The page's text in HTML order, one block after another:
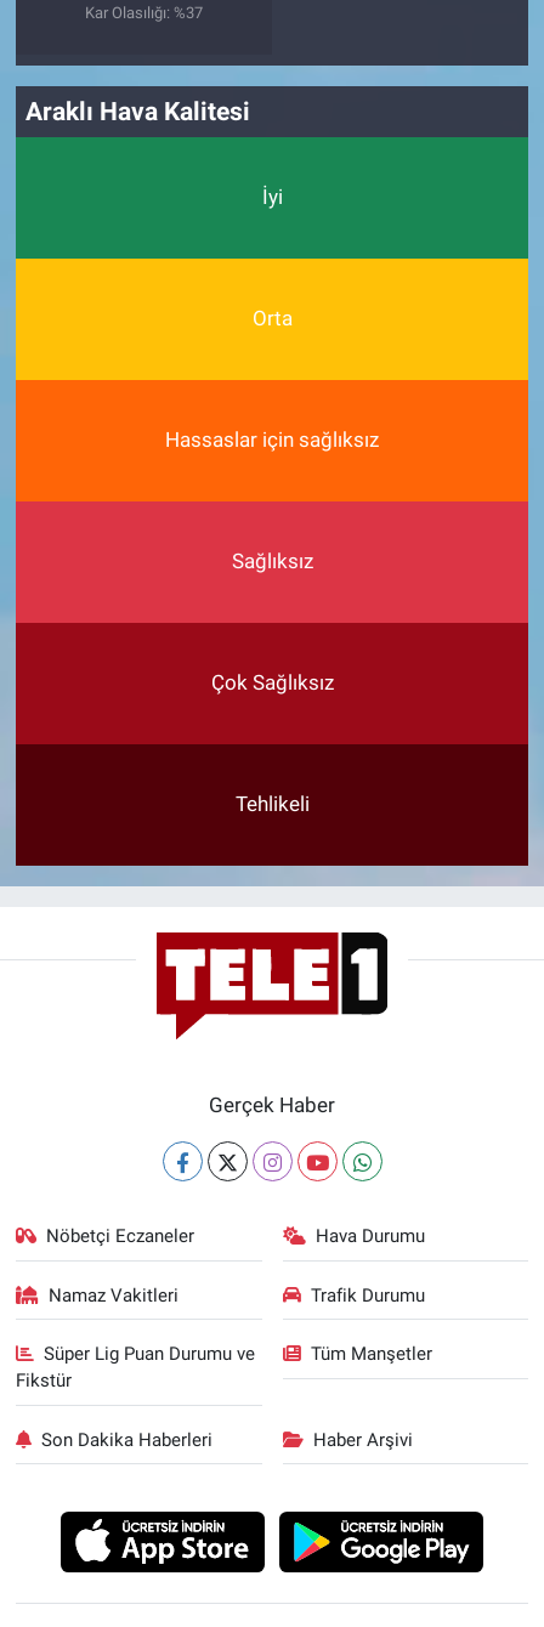
Kar Olasılığı: %37
Araklı Hava Kalitesi
İyi
Orta
Hassaslar için sağlıksız
Sağlıksız
Çok Sağlıksız
Tehlikeli
Gerçek Haber
Nöbetçi Eczaneler Hava Durumu
Namaz Vakitleri Trafik Durumu
Süper Lig Puan Durumu ve
Fikstür
Tüm Manşetler
Son Dakika Haberleri Haber Arşivi